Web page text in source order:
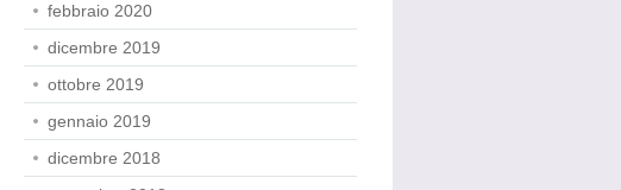
febbraio 2020
dicembre 2019
ottobre 2019
gennaio 2019
dicembre 2018